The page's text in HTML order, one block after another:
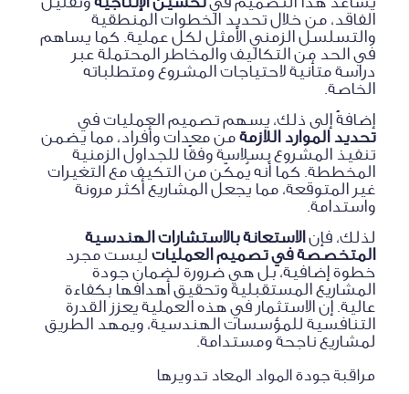
الفاقد، من خلال تحديد الخطوات المنطقية
والتسلسل الزمني الأمثل لكل عملية. كما يساهم
في الحد من التكاليف والمخاطر المحتملة عبر
دراسة متأنية لاحتياجات المشروع ومتطلباته
الخاصة.
إضافةً إلى ذلك، يسهم تصميم العمليات في
تحديد الموارد اللازمةمن معدات وأفراد، مما يضمن
تنفيذ المشروع بسلاسة وفقًا للجداول الزمنية
المخططة. كما أنه يُمكّن من التكيف مع التغيرات
غير المتوقعة، مما يجعل المشاريع أكثر مرونة
واستدامة.
لذلك، فإنالاستعانة بالاستشارات الهندسية
المتخصصة في تصميم العملياتليست مجرد
خطوة إضافية، بل هي ضرورة لضمان جودة
المشاريع المستقبلية وتحقيق أهدافها بكفاءة
عالية. إن الاستثمار في هذه العملية يعزز القدرة
التنافسية للمؤسسات الهندسية، ويمهد الطريق
لمشاريع ناجحة ومستدامة.
مراقبة جودة المواد المعاد تدويرها